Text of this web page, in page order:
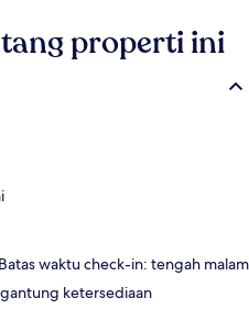
properti ini
waktu check-in: tengah malam
ketersediaan